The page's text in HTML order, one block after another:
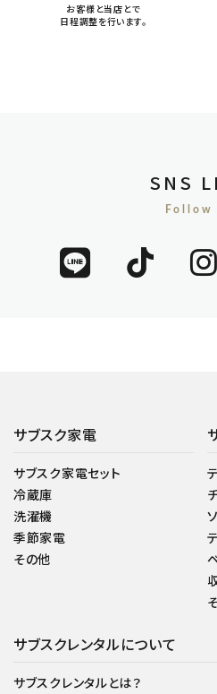
お客様と当店とで
日程調整を行います。
SNS
Follow
サブスク家電
サブスク家電セット
冷蔵庫
洗濯機
季節家電
その他
サブスクレンタルについて
サブスクレンタルとは？